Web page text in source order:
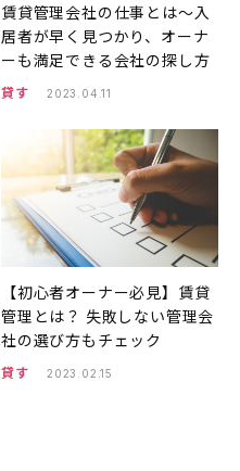
賃貸管理会社の仕事とは〜入
居者が早く見つかり、オーナ
ーも満足できる会社の探し方
貸す 2023.04.11
【初心者オーナー必見】賃貸
管理とは？ 失敗しない管理会
社の選び方もチェック
貸す 2023.02.15